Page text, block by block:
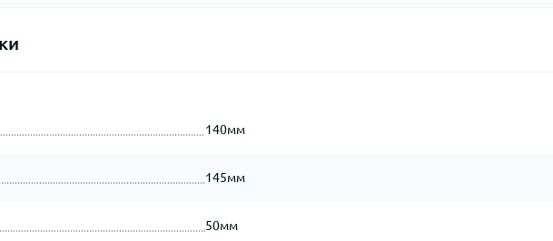
140мм
145мм
50мм